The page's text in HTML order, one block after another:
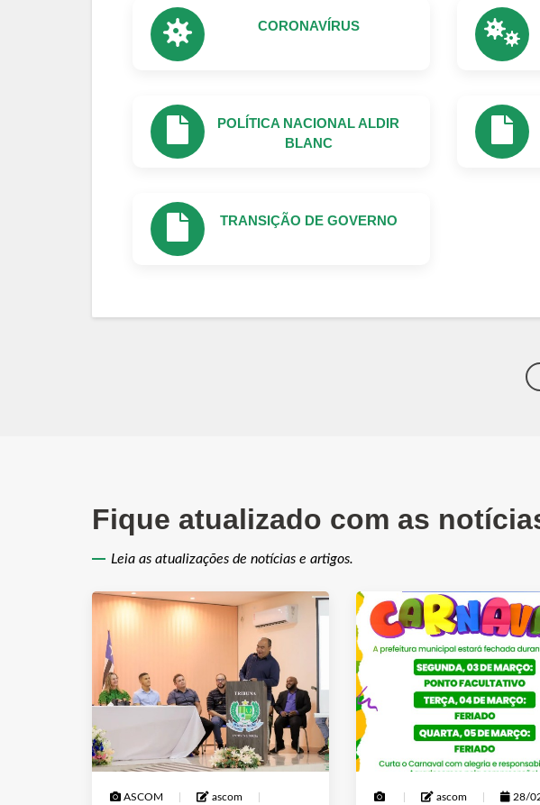
CORONAVÍRUS
POLÍTICA NACIONAL ALDIR
BLANC
TRANSIÇÃO DE GOVERNO
Fique atualizado com as
Leia as atualizações de notícias e artigos.
ASCOM
ascom
ascom 28/